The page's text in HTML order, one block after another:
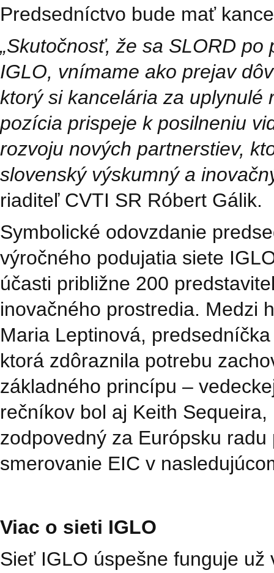
Predsedníctvo bude mať
„Skutočnosť, že sa SLORD
IGLO, vnímame ako prejav
ktorý si kancelária za uplynulé
pozícia prispeje k posilneniu
rozvoju nových partnerstiev,
slovenský výskumný a
riaditeľ CVTI SR Róbert Gálik.
Symbolické odovzdanie
výročného podujatia siete
účasti približne 200
inovačného prostredia. Medzi
Maria Leptinová,
ktorá zdôraznila potrebu
základného princípu –
rečníkov bol aj Keith
zodpovedný za Európsku
smerovanie EIC v
Viac o sieti IGLO
Sieť IGLO úspešne funguje